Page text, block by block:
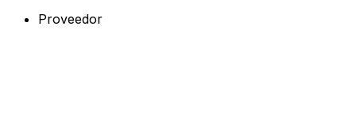
Proveedor